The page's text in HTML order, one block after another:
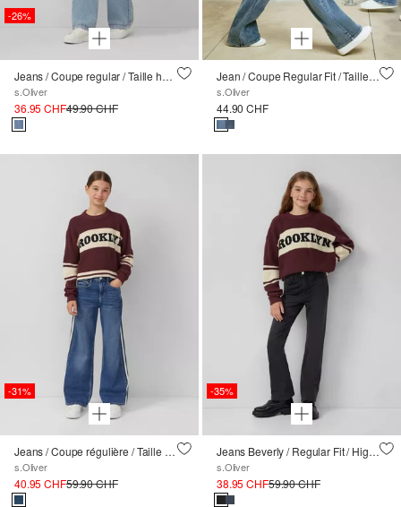
-26%
Jeans / Coupe regular / Taille haute / Wide Leg / Ceinture élastique
s.Oliver
36.95 CHF49.90 CHF
Jean / Coupe Regular Fit / Taille haute / Wide Leg
s.Oliver
44.90 CHF
-31%
Jeans / Coupe régulière / Taille moyenne / Jambe large / Rayures contrastées
s.Oliver
40.95 CHF59.90 CHF
-35%
Jeans Beverly / Regular Fit / High Rise / Flared Leg / soft &amp; warm
s.Oliver
38.95 CHF59.90 CHF